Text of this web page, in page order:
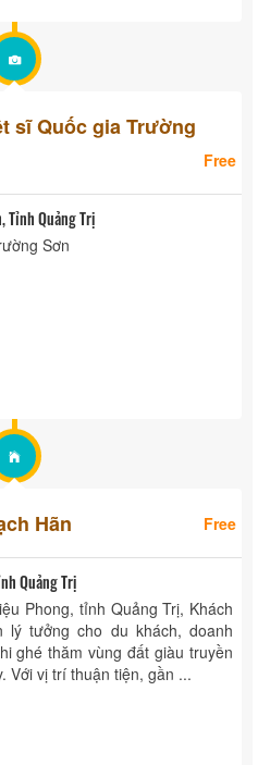
sĩ Quốc gia Trường
Hãn
Quảng Trị
Phong, tỉnh Quảng Trị, Khách
tưởng cho du khách, doanh
ghé thăm vùng đất giàu truyền
vị trí thuận tiện, gần ...